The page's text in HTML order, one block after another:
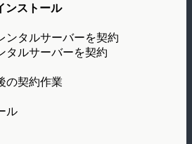
ストール
ンタルサーバーを契約
タルサーバーを契約
の契約作業
ル